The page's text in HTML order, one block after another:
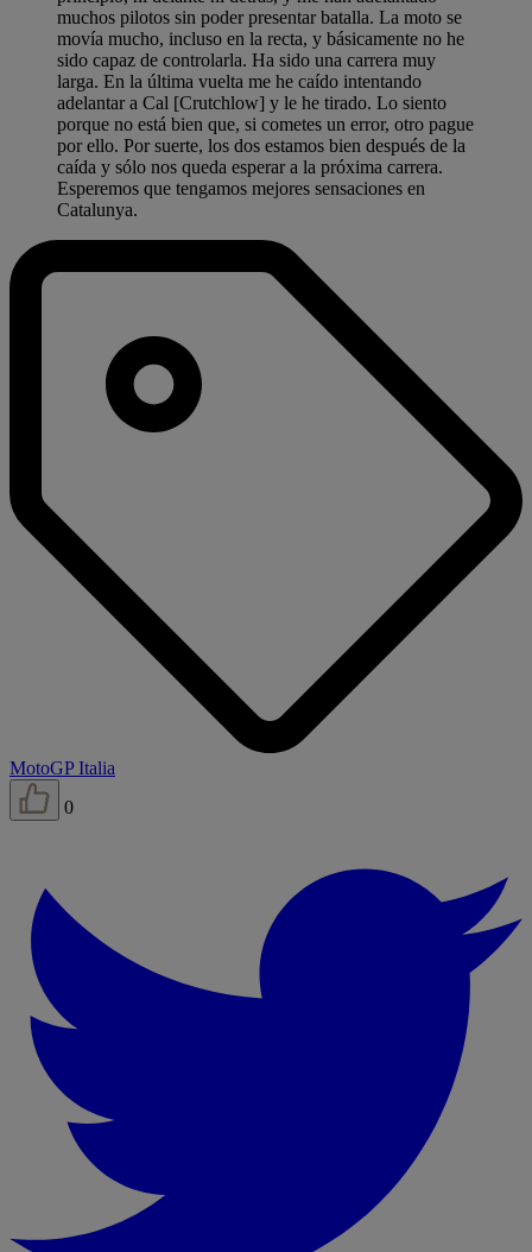
muchos pilotos sin poder presentar batalla. La moto se
movía mucho, incluso en la recta, y básicamente no he
sido capaz de controlarla. Ha sido una carrera muy
larga. En la última vuelta me he caído intentando
adelantar a Cal [Crutchlow] y le he tirado. Lo siento
porque no está bien que, si cometes un error, otro pague
por ello. Por suerte, los dos estamos bien después de la
caída y sólo nos queda esperar a la próxima carrera.
Esperemos que tengamos mejores sensaciones en
Catalunya.
MotoGP Italia
0